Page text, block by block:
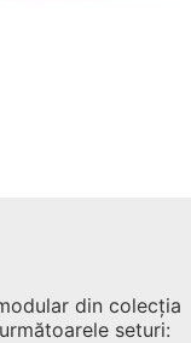
din colecția
seturi: